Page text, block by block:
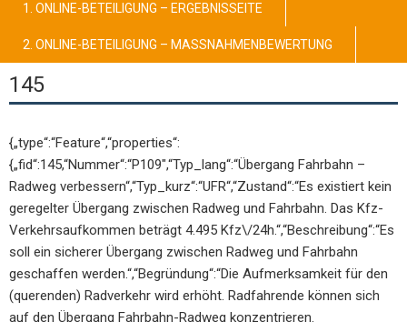
1. ONLINE-BETEILIGUNG – ERGEBNISSEITE
2. ONLINE-BETEILIGUNG – MASSNAHMENBEWERTUNG
145
{„type“:“Feature“,“properties“:
{„fid“:145,“Nummer“:“P109″,“Typ_lang“:“Übergang Fahrbahn –
Radweg verbessern“,“Typ_kurz“:“UFR“,“Zustand“:“Es existiert kein
geregelter Übergang zwischen Radweg und Fahrbahn. Das Kfz-
Verkehrsaufkommen beträgt 4.495 Kfz\/24h.“,“Beschreibung“:“Es
soll ein sicherer Übergang zwischen Radweg und Fahrbahn
geschaffen werden.“,“Begründung“:“Die Aufmerksamkeit für den
(querenden) Radverkehr wird erhöht. Radfahrende können sich
auf den Übergang Fahrbahn-Radweg konzentrieren.